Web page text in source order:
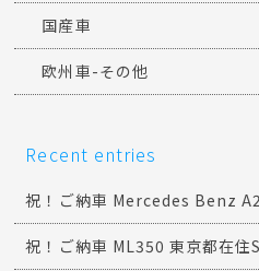
国産車
欧州車-その他
Recent entries
祝！ご納車 Mercedes Benz
祝！ご納車 ML350 東京都在住